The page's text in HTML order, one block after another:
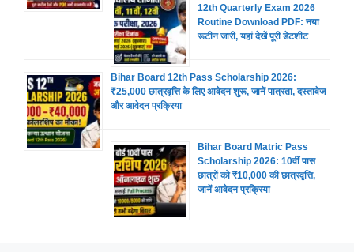
12th Quarterly Exam 2026
Routine Download PDF: नया
रूटीन जारी, यहां देखें पूरी डेटशीट
Bihar Board 12th Pass Scholarship 2026:
₹25,000 छात्रवृत्ति के लिए आवेदन शुरू, जानें पात्रता, दस्तावेज
और आवेदन प्रक्रिया
Bihar Board Matric Pass
Scholarship 2026: 10वीं पास
छात्रों को ₹10,000 की छात्रवृत्ति,
जानें आवेदन प्रक्रिया